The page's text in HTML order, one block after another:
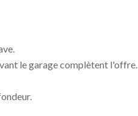
le garage complètent l'offre.